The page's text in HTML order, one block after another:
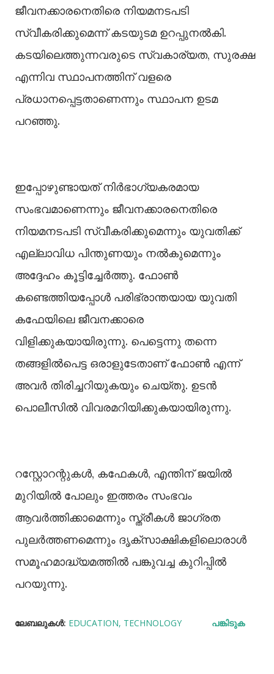
ജീവനക്കാരനെതിരെ നിയമനടപടി
സ്വീകരിക്കുമെന്ന് കടയുടമ ഉറപ്പുനല്‍കി.
കടയിലെത്തുന്നവരുടെ സ്വകാര്യത, സുരക്ഷ
എന്നിവ സ്ഥാപനത്തിന് വളരെ
പ്രധാനപ്പെട്ടതാണെന്നും സ്ഥാപന ഉടമ
പറഞ്ഞു.
ഇപ്പോഴുണ്ടായത് നിര്‍ഭാഗ്യകരമായ
സംഭവമാണെന്നും ജീവനക്കാരനെതിരെ
നിയമനടപടി സ്വീകരിക്കുമെന്നും യുവതിക്ക്
എല്ലാവിധ പിന്തുണയും നല്‍കുമെന്നും
അദ്ദേഹം കൂട്ടിച്ചേര്‍ത്തു. ഫോണ്‍
കണ്ടെത്തിയപ്പോള്‍ പരിഭ്രാന്തയായ യുവതി
കഫേയിലെ ജീവനക്കാരെ
വിളിക്കുകയായിരുന്നു. പെട്ടെന്നു തന്നെ
തങ്ങളില്‍പെട്ട ഒരാളുടേതാണ് ഫോണ്‍ എന്ന്
അവര്‍ തിരിച്ചറിയുകയും ചെയ്തു. ഉടന്‍
പൊലീസില്‍ വിവരമറിയിക്കുകയായിരുന്നു.
റസ്റ്റോറന്റുകള്‍, കഫേകള്‍, എന്തിന് ജയില്‍
മുറിയില്‍ പോലും ഇത്തരം സംഭവം
ആവര്‍ത്തിക്കാമെന്നും സ്ത്രീകള്‍ ജാഗ്രത
പുലര്‍ത്തണമെന്നും ദൃക്‌സാക്ഷികളിലൊരാള്‍
സമൂഹമാദ്ധ്യമത്തില്‍ പങ്കുവച്ച കുറിപ്പില്‍
പറയുന്നു.
ലേബലുകള്‍: EDUCATION TECHNOLOGY പങ്കിടുക